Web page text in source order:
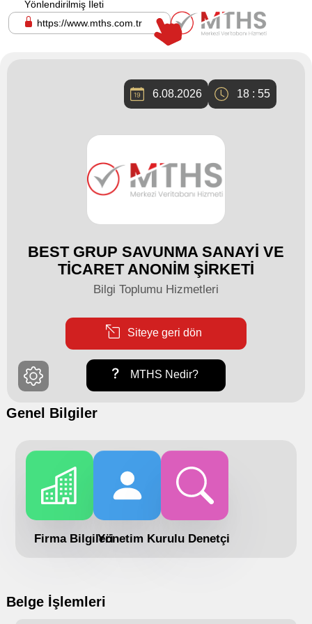
https://www.mths.com.tr
Yönlendirilmiş İleti
6.08.2026 18 : 55
BEST GRUP SAVUNMA SANAYİ VE
TİCARET ANONİM ŞİRKETİ
Bilgi Toplumu Hizmetleri
Siteye geri dön
MTHS Nedir?
Genel Bilgiler
Firma BilgileriYönetim Kurulu Denetçi
Belge İşlemleri